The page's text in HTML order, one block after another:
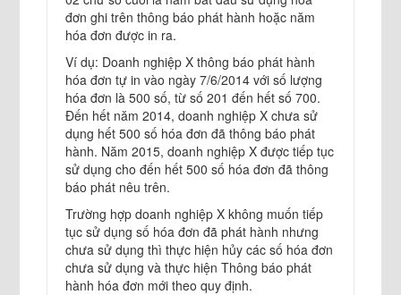
đơn ghi trên thông báo phát hành hoặc năm
hóa đơn được in ra.
Ví dụ: Doanh nghiệp X thông báo phát hành
hóa đơn tự in vào ngày 7/6/2014 với số lượng
hóa đơn là 500 số, từ số 201 đến hết số 700.
Đến hết năm 2014, doanh nghiệp X chưa sử
dụng hết 500 số hóa đơn đã thông báo phát
hành. Năm 2015, doanh nghiệp X được tiếp tục
sử dụng cho đến hết 500 số hóa đơn đã thông
báo phát nêu trên.
Trường hợp doanh nghiệp X không muốn tiếp
tục sử dụng số hóa đơn đã phát hành nhưng
chưa sử dụng thì thực hiện hủy các số hóa đơn
chưa sử dụng và thực hiện Thông báo phát
hành hóa đơn mới theo quy định.